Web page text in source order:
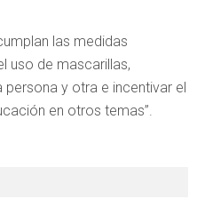
las medidas
uso de mascarillas,
persona y otra e incentivar el
en otros temas”.